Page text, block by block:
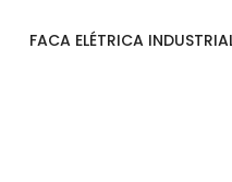
FACA ELÉTRICA